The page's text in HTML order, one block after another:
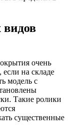
очень
на складе
модель с
Такие ролики
существенные